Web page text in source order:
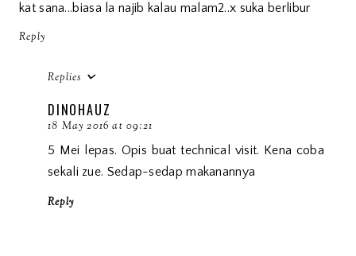
kat sana...biasa la najib kalau malam2..x suka berlibur
Reply
Replies
DINOHAUZ
18 May 2016 at 09:21
5 Mei lepas. Opis buat technical visit. Kena coba
sekali zue. Sedap-sedap makanannya
Reply